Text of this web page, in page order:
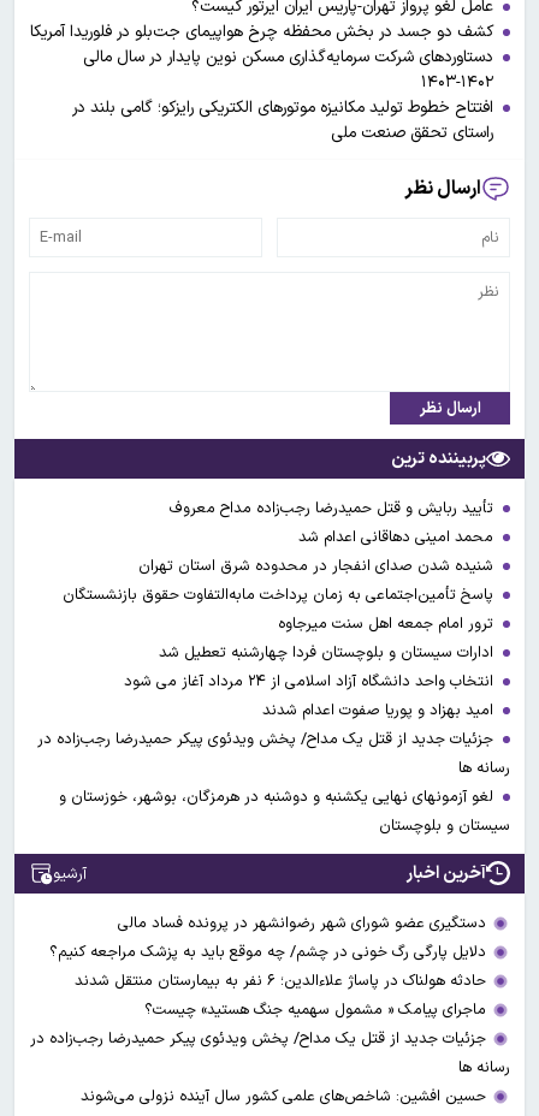
عامل لغو پرواز تهران-پاریس ایران ایرتور کیست؟
کشف دو جسد در بخش محفظه چرخ هواپیمای جت‌بلو در فلوریدا آمریکا
دستاوردهای شرکت سرمایه‌گذاری مسکن نوین پایدار در سال مالی
۱۴۰۲-۱۴۰۳
افتتاح خطوط تولید مکانیزه موتورهای الکتریکی رایزکو؛ گامی بلند در
راستای تحقق صنعت ملی
ارسال نظر
ارسال نظر
پربیننده ترین
تأیید ربایش و قتل حمیدرضا رجب‌زاده مداح معروف
محمد امینی دهاقانی اعدام شد
شنیده شدن صدای انفجار در محدوده شرق استان تهران
پاسخ تأمین‌اجتماعی به زمان پرداخت مابه‌التفاوت حقوق بازنشستگان
ترور امام جمعه اهل سنت میرجاوه
ادارات سیستان و بلوچستان فردا چهارشنبه تعطیل شد
انتخاب واحد دانشگاه آزاد اسلامی از ۲۴ مرداد آغاز می شود
امید بهزاد و پوریا صفوت اعدام شدند
جزئیات جدید از قتل یک مداح/ پخش ویدئوی پیکر حمیدرضا رجب‌زاده در
رسانه ها
لغو آزمونهای نهایی یکشنبه و دوشنبه در هرمزگان، بوشهر، خوزستان و
سیستان و بلوچستان
آخرین اخبار آرشیو
دستگیری عضو شورای شهر رضوانشهر در پرونده فساد مالی
دلایل پارگی رگ خونی در چشم/ چه موقع باید به پزشک مراجعه کنیم؟
حادثه هولناک در پاساژ علاءالدین؛ ۶ نفر به بیمارستان منتقل شدند
ماجرای پیامک « مشمول سهمیه جنگ هستید» چیست؟
جزئیات جدید از قتل یک مداح/ پخش ویدئوی پیکر حمیدرضا رجب‌زاده در
رسانه ها
حسین افشین: شاخص‌های علمی کشور سال آینده نزولی می‌شوند